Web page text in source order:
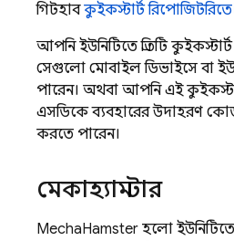
গিটহাবকুইকস্টার্ট রিপোজিটরিতে
আপনি ইউনিটিতে প্রতিটি
সেগুলো মোবাইল ডিভাইসে বা
পারেন। অথবা আপনি এই
এসডিকে ব্যবহারের উদাহরণ
করতে পারেন।
মেকাহ্যামস্টার
MechaHamster হলো